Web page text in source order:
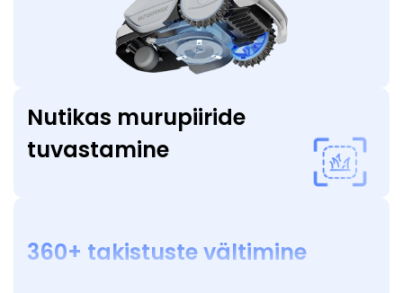
Nutikas murupiiride
tuvastamine
360+ takistuste vältimine